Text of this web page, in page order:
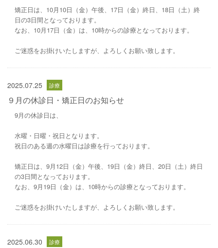
矯正日は、10月10日（金）午後、17日（金）終日、18日（土）終
日の3日間となっております。
なお、10月17日（金）は、10時からの診療となっております。
ご迷惑をお掛けいたしますが、よろしくお願い致します。
2025.07.25
９月の休診日・矯正日のお知らせ
9月の休診日は、
水曜・日曜・祝日となります。
祝日のある週の水曜日は診療を行っております。
矯正日は、9月12日（金）午後、19日（金）終日、20日（土）終日
の3日間となっております。
なお、9月19日（金）は、10時からの診療となっております。
ご迷惑をお掛けいたしますが、よろしくお願い致します。
2025.06.30